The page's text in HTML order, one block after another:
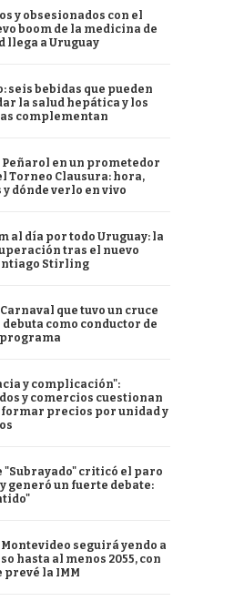
y obsesionados con el
boom de la medicina de
llega a Uruguay
seis bebidas que pueden
la salud hepática y los
complementan
Peñarol en un prometedor
Torneo Clausura: hora,
dónde verlo en vivo
al día por todo Uruguay: la
tras el nuevo
Stirling
que tuvo un cruce
como conductor de
y complicación":
y comercios cuestionan
precios por unidad y
"Subrayado" criticó el paro
generó un fuerte debate:
seguirá yendo a
hasta al menos 2055, con
prevé la IMM